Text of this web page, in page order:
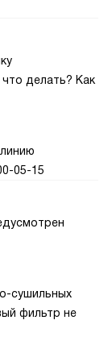
делать? Как
05-15
сушильных
фильтр не